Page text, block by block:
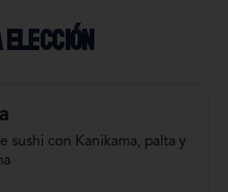
elección
sushi con Kanikama, palta y